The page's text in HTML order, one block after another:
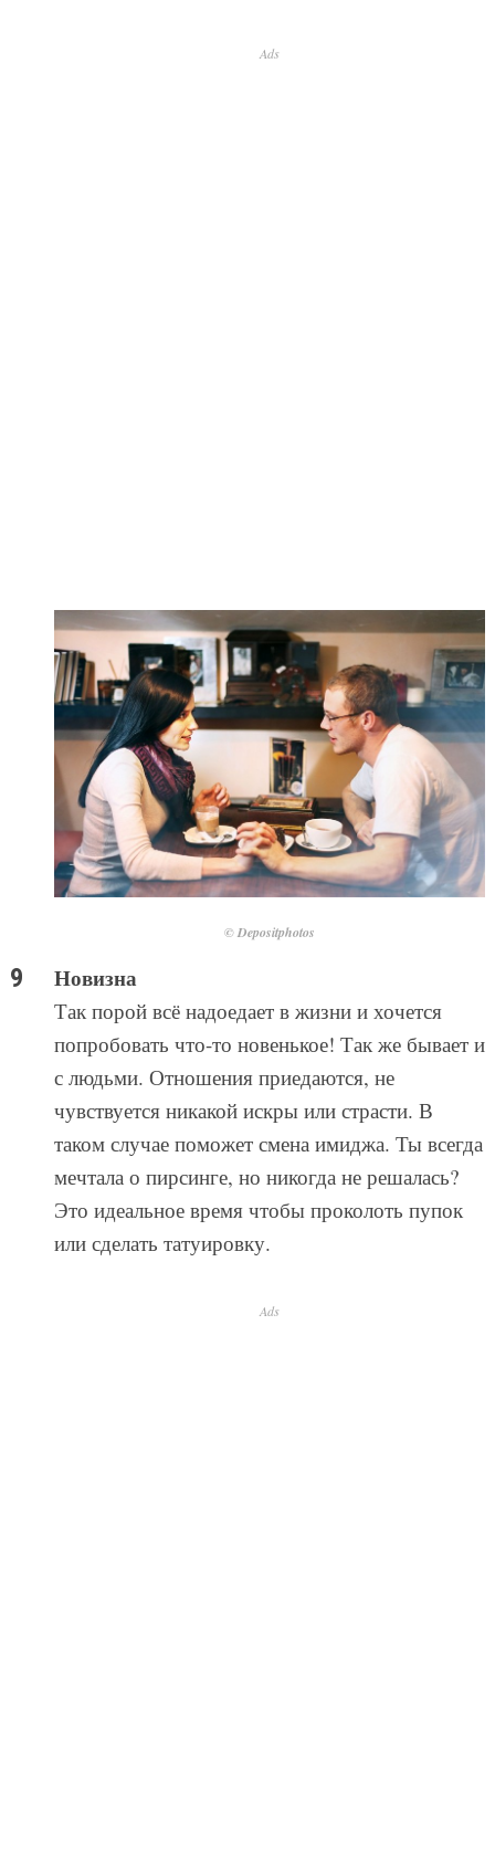
Ads
© Depositphotos
Новизна
Так порой всё надоедает в жизни и хочется
попробовать что-то новенькое! Так же бывает и
с людьми. Отношения приедаются, не
чувствуется никакой искры или страсти. В
таком случае поможет смена имиджа. Ты всегда
мечтала о пирсинге, но никогда не решалась?
Это идеальное время чтобы проколоть пупок
или сделать татуировку.
Ads